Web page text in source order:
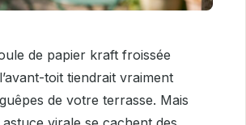
de papier kraft froissée
toit tiendrait vraiment
de votre terrasse. Mais